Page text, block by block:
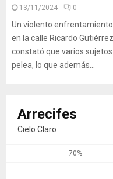
13/11/2024 0
Un violento
en la calle Ricardo
constató que varios
pelea, lo que además...
Arrecifes
Cielo Claro
70%